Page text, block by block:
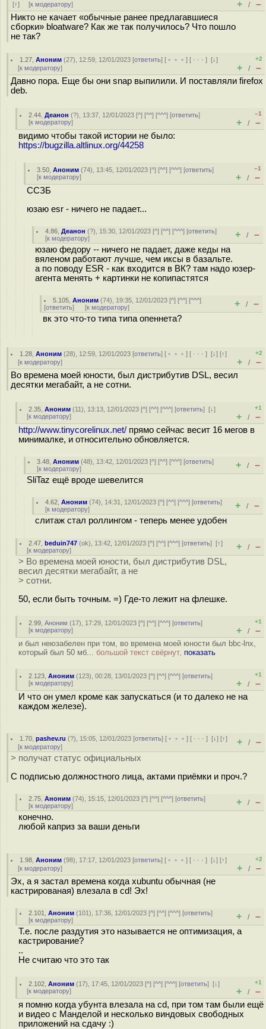
[↑] [к модератору] + / –
Никто не качает «обычные ранее предлагавшиеся
сборки» bloatware? Как же так получилось? Что пошло
не так?
1.27 ,Аноним (27), 12:59, 12/01/2023 [ответить] [ ﹢﹢﹢] [ · · ·][↓]
[к модератору]
+2
+ / –
Давно пора. Еще бы они snap выпилили. И поставляли firefox
deb.
2.44 ,Деанон (?), 13:37, 12/01/2023 [^] [^^] [^^^] [ответить]
[к модератору]
–1
+ / –
видимо чтобы такой истории не было:
https://bugzilla.altlinux.org/44258
3.50 ,Аноним (74), 13:45, 12/01/2023 [^] [^^] [^^^] [ответить]
[к модератору]
–1
+ / –
ССЗБ
юзаю esr - ничего не падает...
4.86 ,Деанон (?), 15:30, 12/01/2023 [^] [^^] [^^^] [ответить]
[к модератору] + / –
юзаю федору -- ничего не падает, даже кеды на
вяленом работают лучше, чем иксы в базальте.
а по поводу ESR - как входится в ВК? там надо юзер-
агента менять + картинки не копипастятся
5.105 ,Аноним (74), 19:35, 12/01/2023 [^] [^^] [^^^]
[ответить] [к модератору] + / –
вк это что-то типа типа опеннета?
1.28 ,Аноним (28), 12:59, 12/01/2023 [ответить] [ ﹢﹢﹢] [ · · ·][↓] [↑]
[к модератору]
+2
+ / –
Во времена моей юности, был дистрибутив DSL, весил
десятки мегабайт, а не сотни.
2.35 ,Аноним (11), 13:13, 12/01/2023 [^] [^^] [^^^] [ответить][↓]
[к модератору]
+1
+ / –
http://www.tinycorelinux.net/ прямо сейчас весит 16 мегов в
минималке, и относительно обновляется.
3.48 ,Аноним (48), 13:42, 12/01/2023 [^] [^^] [^^^] [ответить]
[к модератору] + / –
SliTaz ещё вроде шевелится
4.62 ,Аноним (74), 14:31, 12/01/2023 [^] [^^] [^^^] [ответить]
[к модератору] + / –
слитаж стал роллингом - теперь менее удобен
2.47 ,beduin747 (ok), 13:42, 12/01/2023 [^] [^^] [^^^] [ответить][↑]
[к модератору] + / –
> Во времена моей юности, был дистрибутив DSL,
весил десятки мегабайт, а не
> сотни.
50, если быть точным. =) Где-то лежит на флешке.
2.99 ,Аноним (17), 17:29, 12/01/2023 [^] [^^] [^^^] [ответить]
[к модератору]
+1
+ / –
и был неюзабелен при том, во времена моей юности был bbc-lnx,
который был 50 мб... большой текст свёрнут, показать
2.123 ,Аноним (123), 00:28, 13/01/2023 [^] [^^] [^^^] [ответить]
[к модератору]
+1
+ / –
И что он умел кроме как запускаться (и то далеко не на
каждом железе).
1.70 ,pashev.ru (?), 15:05, 12/01/2023 [ответить] [ ﹢﹢﹢] [ · · ·][↓] [↑]
[к модератору] + / –
> получат статус официальных
С подписью должностного лица, актами приёмки и проч.?
2.75 ,Аноним (74), 15:15, 12/01/2023 [^] [^^] [^^^] [ответить]
[к модератору] + / –
конечно.
любой каприз за ваши деньги
1.98 ,Аноним (98), 17:17, 12/01/2023 [ответить] [ ﹢﹢﹢] [ · · ·][↓] [↑]
[к модератору]
+2
+ / –
Эх, а я застал времена когда xubuntu обычная (не
кастрирoваная) влезала в cd! Эх!
2.101 ,Аноним (101), 17:36, 12/01/2023 [^] [^^] [^^^] [ответить]
[к модератору] + / –
Т.е. после раздутия это называется не оптимизация, а
кастрирование?
..
Не считаю что это так
2.102 ,Аноним (17), 17:45, 12/01/2023 [^] [^^] [^^^] [ответить][↓]
[к модератору]
+1
+ / –
я помню когда убунта влезала на cd, при том там были ещё
и видео с Манделой и несколько виндовых свободных
приложений на сдачу :)